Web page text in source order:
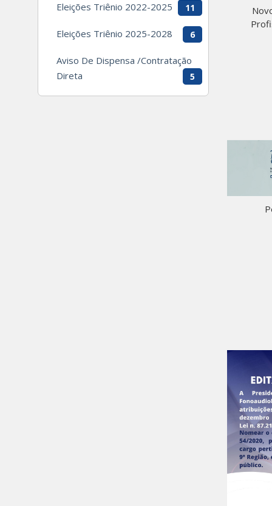
Eleições Triênio 2022-2025 11
Eleições Triênio 2025-2028 6
Aviso De Dispensa /Contratação
Direta
5